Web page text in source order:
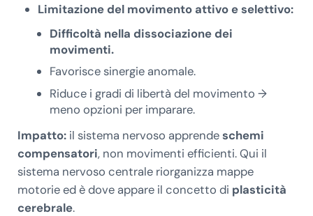
Limitazione del movimento attivo e selettivo:
Difficoltà nella dissociazione dei
movimenti.
Favorisce sinergie anomale.
Riduce i gradi di libertà del movimento →
meno opzioni per imparare.
Impatto: il sistema nervoso apprendeschemi
compensatori, non movimenti efficienti. Qui il
sistema nervoso centrale riorganizza mappe
motorie ed è dove appare il concetto di plasticità
cerebrale.